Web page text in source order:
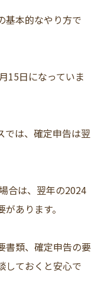
基本的なやり方で
15日になっていま
では、確定申告は翌
合は、翌年の2024
あります。
書類、確定申告の要
しておくと安心で